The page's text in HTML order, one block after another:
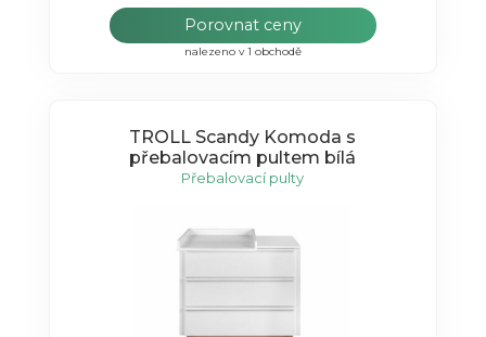
Porovnat ceny
nalezeno v 1 obchodě
TROLL Scandy Komoda s
přebalovacím pultem bílá
Přebalovací pulty